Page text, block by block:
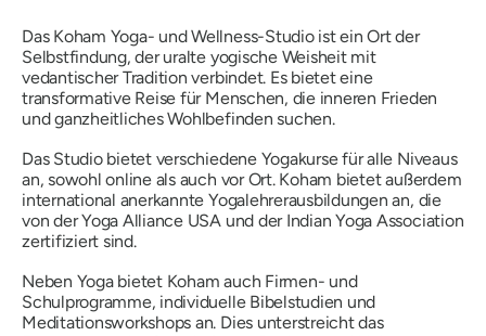
Das Koham Yoga- und Wellness-Studio ist ein Ort der
Selbstfindung, der uralte yogische Weisheit mit
vedantischer Tradition verbindet. Es bietet eine
transformative Reise für Menschen, die inneren Frieden
und ganzheitliches Wohlbefinden suchen.
Das Studio bietet verschiedene Yogakurse für alle Niveaus
an, sowohl online als auch vor Ort. Koham bietet außerdem
international anerkannte Yogalehrerausbildungen an, die
von der Yoga Alliance USA und der Indian Yoga Association
zertifiziert sind.
Neben Yoga bietet Koham auch Firmen- und
Schulprogramme, individuelle Bibelstudien und
Meditationsworkshops an. Dies unterstreicht das